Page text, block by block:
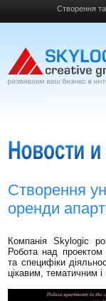
Створення
Створення
оренди
Компанія Skylogic
Робота над
та специфіки
цікавим, тематичним і